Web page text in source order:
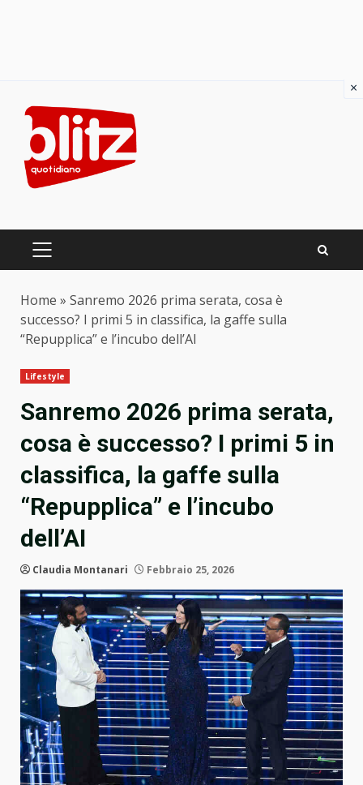
content
PRIMARY
Home » Sanremo 2026 prima serata, cosa è
successo? I primi 5 in classifica, la gaffe sulla
“Repupplica” e l’incubo dell’AI
Lifestyle
Sanremo 2026 prima serata,
cosa è successo? I primi 5 in
classifica, la gaffe sulla
“Repupplica” e l’incubo
dell’AI
Claudia Montanari Febbraio 25, 2026
×